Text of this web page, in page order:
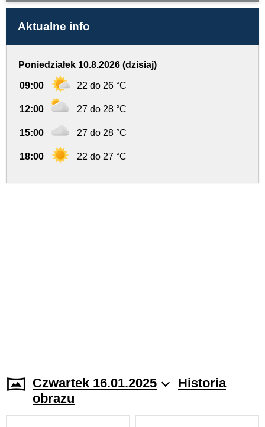
Aktualne info
Poniedziałek 10.8.2026 (dzisiaj)
09:00 22 do 26 °C
12:00 27 do 28 °C
15:00 27 do 28 °C
18:00 22 do 27 °C
Czwartek 16.01.2025
Historia
obrazu